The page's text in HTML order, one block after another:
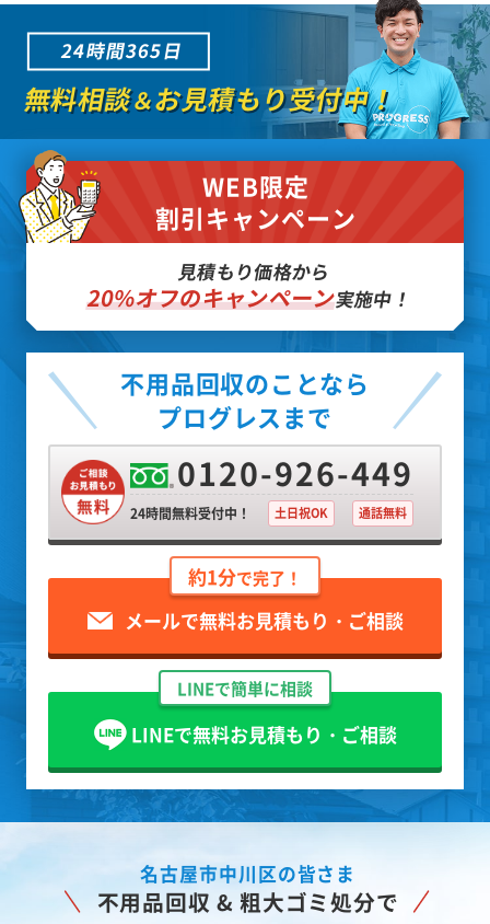
24時間365日
無料相談＆お見積もり受付中！
WEB限定
割引キャンペーン
見積もり価格から
20%オフのキャンペーン実施中！
不用品回収のことなら
プログレスまで
0120-926-449
24時間無料受付中！ 土日祝OK 通話無料
約1分で完了！
メールで無料お見積もり・ご相談
LINEで簡単に相談
LINEで無料お見積もり・ご相談
名古屋市中川区の皆さま
不用品回収 & 粗大ゴミ処分で